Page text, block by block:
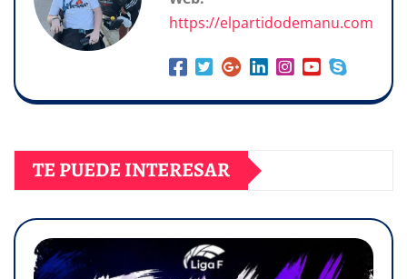
https://elpartidodemanu.com
TE PUEDE INTERESAR